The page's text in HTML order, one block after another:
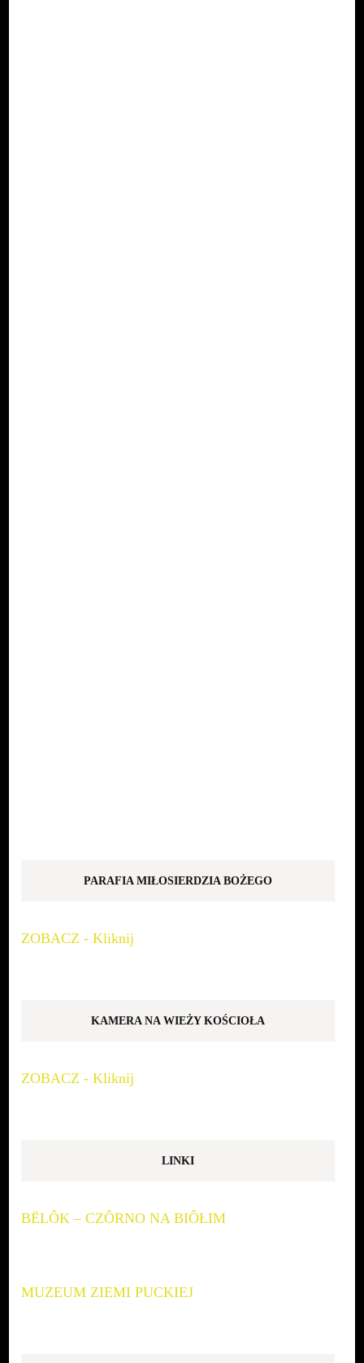
PARAFIA MIŁOSIERDZIA BOŻEGO
ZOBACZ - Kliknij
KAMERA NA WIEŻY KOŚCIOŁA
ZOBACZ - Kliknij
LINKI
BËLÔK – CZÔRNO NA BIÔŁIM
MUZEUM ZIEMI PUCKIEJ